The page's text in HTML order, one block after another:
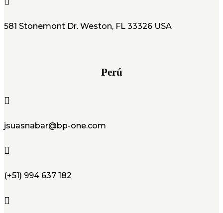
581 Stonemont Dr. Weston, FL 33326 USA
Perú

jsuasnabar@bp-one.com

(+51) 994 637 182
